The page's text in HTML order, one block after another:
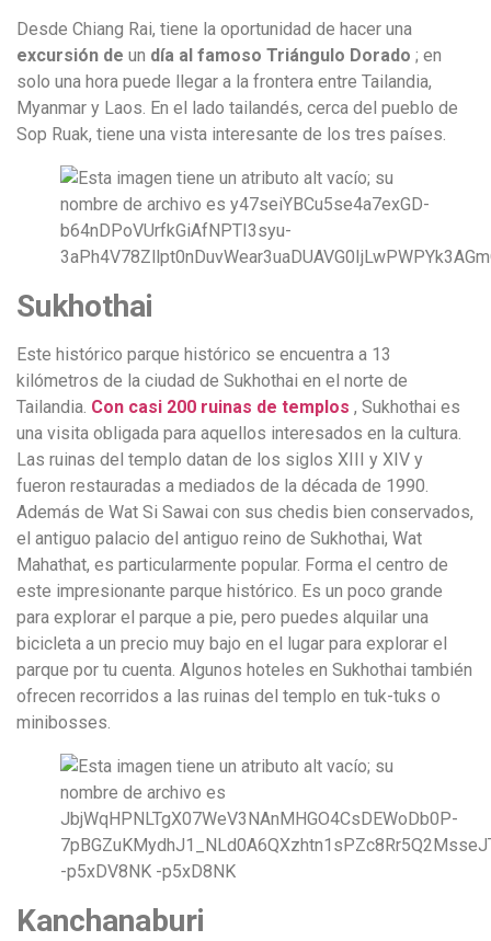
excursión de un día al famoso Triángulo Dorado ; en
solo una hora puede llegar a la frontera entre Tailandia,
Myanmar y Laos. En el lado tailandés, cerca del pueblo de
Sop Ruak, tiene una vista interesante de los tres países.
Sukhothai
Este histórico parque histórico se encuentra a 13
kilómetros de la ciudad de Sukhothai en el norte de
Tailandia. Con casi 200 ruinas de templos , Sukhothai es
una visita obligada para aquellos interesados ​​en la cultura.
Las ruinas del templo datan de los siglos XIII y XIV y
fueron restauradas a mediados de la década de 1990.
Además de Wat Si Sawai con sus chedis bien conservados,
el antiguo palacio del antiguo reino de Sukhothai, Wat
Mahathat, es particularmente popular. Forma el centro de
este impresionante parque histórico. Es un poco grande
para explorar el parque a pie, pero puedes alquilar una
bicicleta a un precio muy bajo en el lugar para explorar el
parque por tu cuenta. Algunos hoteles en Sukhothai también
ofrecen recorridos a las ruinas del templo en tuk-tuks o
minibosses.
Kanchanaburi